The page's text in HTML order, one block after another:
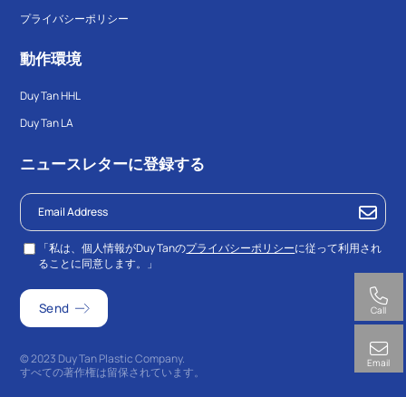
プライバシーポリシー
動作環境
Duy Tan HHL
Duy Tan LA
ニュースレターに登録する
「私は、個人情報がDuy Tanのプライバシーポリシーに従って利用され
ることに同意します。」
© 2023 Duy Tan Plastic Company.
すべての著作権は留保されています。
Call
Email